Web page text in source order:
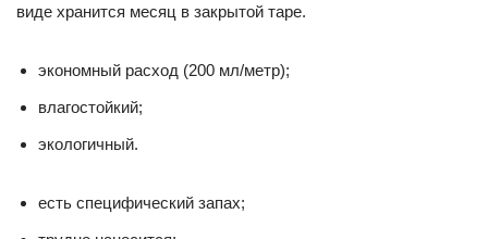
виде хранится месяц в закрытой таре.
экономный расход (200 мл/метр);
влагостойкий;
экологичный.
есть специфический запах;